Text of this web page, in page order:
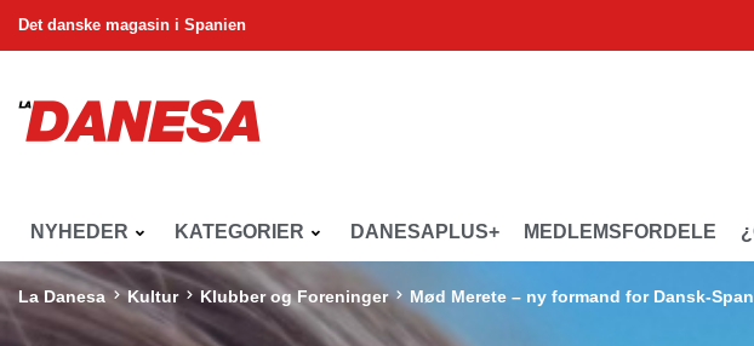
Det danske magasin i Spanien
NYHEDER KATEGORIER DANESAPLUS+ MEDLEMSFORDELE
La Danesa Kultur Klubber og Foreninger Mød Merete – ny formand for Dansk-